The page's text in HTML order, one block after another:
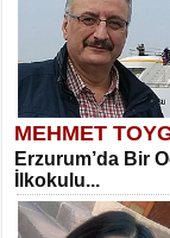
MEHMET
Erzurum’da Bir
İlkokulu...